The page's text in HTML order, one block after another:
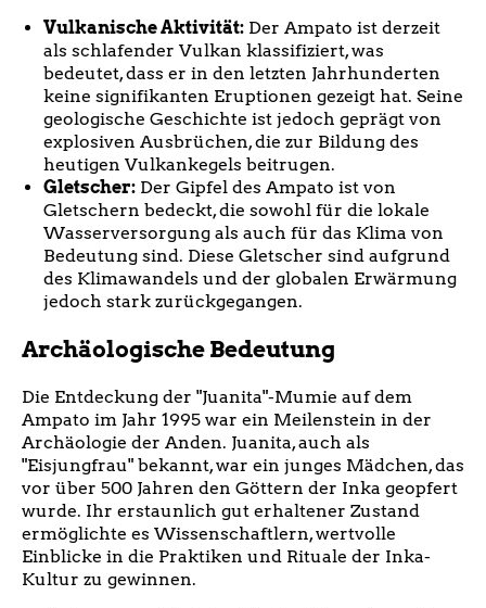
Vulkanische Aktivität: Der Ampato ist derzeit
als schlafender Vulkan klassifiziert, was
bedeutet, dass er in den letzten Jahrhunderten
keine signifikanten Eruptionen gezeigt hat. Seine
geologische Geschichte ist jedoch geprägt von
explosiven Ausbrüchen, die zur Bildung des
heutigen Vulkankegels beitrugen.
Gletscher: Der Gipfel des Ampato ist von
Gletschern bedeckt, die sowohl für die lokale
Wasserversorgung als auch für das Klima von
Bedeutung sind. Diese Gletscher sind aufgrund
des Klimawandels und der globalen Erwärmung
jedoch stark zurückgegangen.
Archäologische Bedeutung
Die Entdeckung der "Juanita"-Mumie auf dem
Ampato im Jahr 1995 war ein Meilenstein in der
Archäologie der Anden. Juanita, auch als
"Eisjungfrau" bekannt, war ein junges Mädchen, das
vor über 500 Jahren den Göttern der Inka geopfert
wurde. Ihr erstaunlich gut erhaltener Zustand
ermöglichte es Wissenschaftlern, wertvolle
Einblicke in die Praktiken und Rituale der Inka-
Kultur zu gewinnen.